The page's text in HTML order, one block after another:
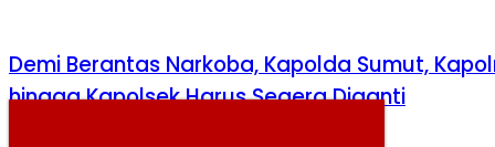
Demi Berantas Narkoba, Kapolda Sumut,
hingga Kapolsek Harus Segera Diganti